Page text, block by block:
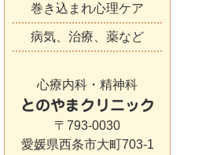
巻き込まれ心理ケア
病気、治療、薬など
心療内科・精神科
とのやまクリニック
〒793-0030
愛媛県西条市大町703-1